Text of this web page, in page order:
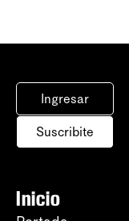
Ingresar
Suscribite
Inicio